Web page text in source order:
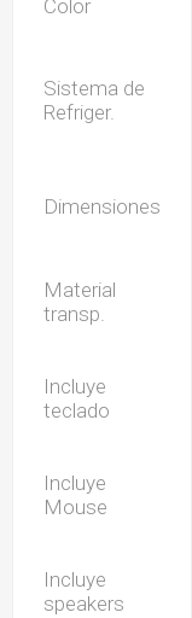
Color
Sistema de
Refriger.
Dimensiones
Material
transp.
Incluye
teclado
Incluye
Mouse
Incluye
speakers